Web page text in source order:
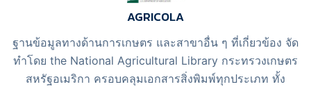
AGRICOLA
ฐานข้อมูลทางด้านการเกษตร และสาขาอื่น ๆ ที่เกี่ยวข้อง จัด
ทำโดย the National Agricultural Library กระทรวงเกษตร
สหรัฐอเมริกา ครอบคลุมเอกสารสิ่งพิมพ์ทุกประเภท ทั้ง